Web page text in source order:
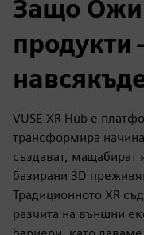
Защо
VUSE-XR Hub е
трансформира
създават, мащабират
базирани 3D
Традиционното XR
разчита на външни